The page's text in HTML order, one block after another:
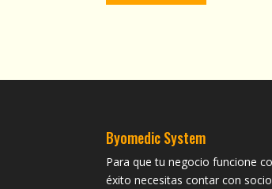
Byomedic System
Para que tu negocio funcione
éxito necesitas contar con